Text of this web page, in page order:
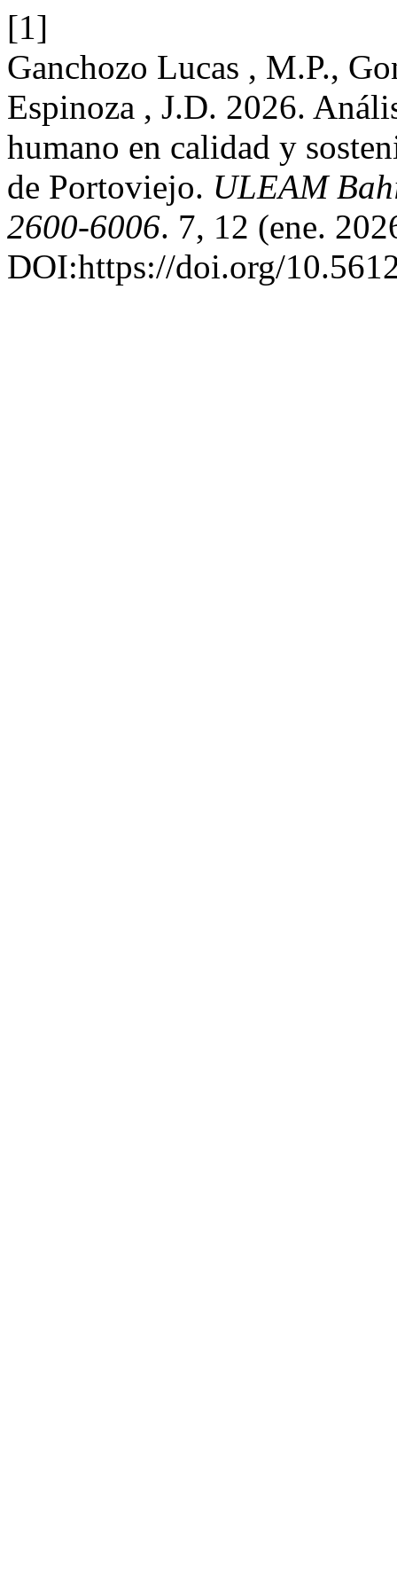
[1]
Ganchozo Lucas , M.P.,
Espinoza , J.D. 2026.
humano en calidad y
de Portoviejo. ULEAM
2600-6006. 7, 12 (ene.
DOI:https://doi.org/